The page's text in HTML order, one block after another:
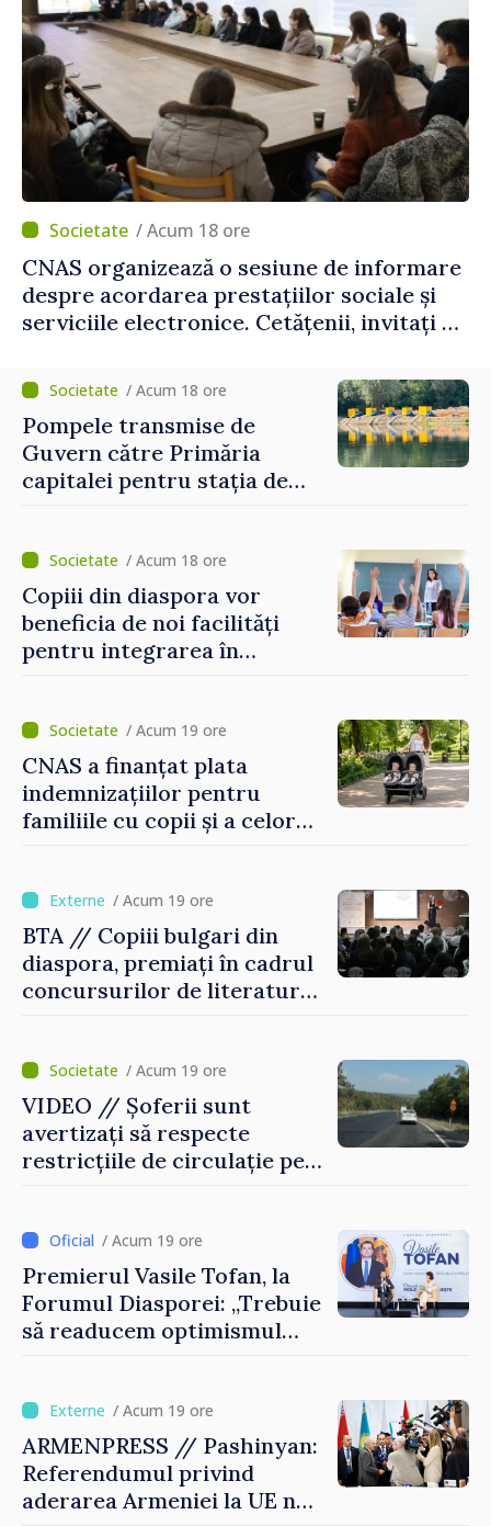
/ Acum 18 ore
CNAS organizează o sesiune de informare
despre acordarea prestațiilor sociale și
serviciile electronice. Cetățenii, invitați să
/ Acum 18 ore
Pompele transmise de
Guvern către Primăria
capitalei pentru stația de
puse în funcțiune
/ Acum 18 ore
Copiii din diaspora vor
beneficia de noi facilități
pentru integrarea în
/ Acum 19 ore
CNAS a finanțat plata
indemnizațiilor pentru
familiile cu copii și a celor
/ Acum 19 ore
BTA // Copiii bulgari din
diaspora, premiați în cadrul
concursurilor de literatură,
Bulgarii din Străinătate
/ Acum 19 ore
VIDEO // Șoferii sunt
avertizați să respecte
restricțiile de circulație pe
reparație/ Acum 19 ore
Premierul Vasile Tofan, la
Forumul Diasporei: „Trebuie
să readucem optimismul
direcția corectă”
/ Acum 19 ore
ARMENPRESS // Pashinyan:
Referendumul privind
aderarea Armeniei la UE nu